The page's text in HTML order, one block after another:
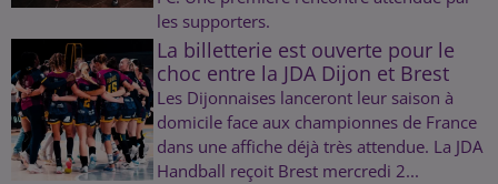
les supporters.
La billetterie est ouverte pour le
choc entre la JDA Dijon et Brest
Les Dijonnaises lanceront leur saison à
domicile face aux championnes de France
dans une affiche déjà très attendue. La JDA
Handball reçoit Brest mercredi 2...